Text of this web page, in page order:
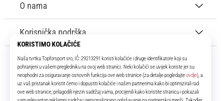
11teamsports.hr
Tvoj smo pouzdani suigrač već više od 16 godina! Cijelo to vrijeme
O nama
Korisnička podrška